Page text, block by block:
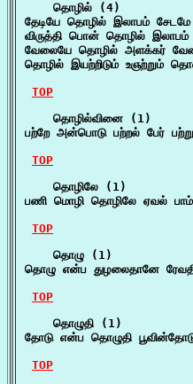
    தொழில் (4)
தேடியே தொழில் இலாபம்
விருத்தி பொன் தொழில்
வேலையே தொழில் அளக்கர்
தொழில் இயற்றிடும் உஞற்றும்
TOP
    தொழில்வினை (1)
பற்றே அன்பொடு பற்றல் பேர்
TOP
    தொழிலே (1)
பணி மொழி தொழிலே ஏவல்
TOP
    தொழு (1)
தொழு என்ப துழலைதானே
TOP
    தொழுதி (1)
தோடு என்ப தொழுதி
TOP